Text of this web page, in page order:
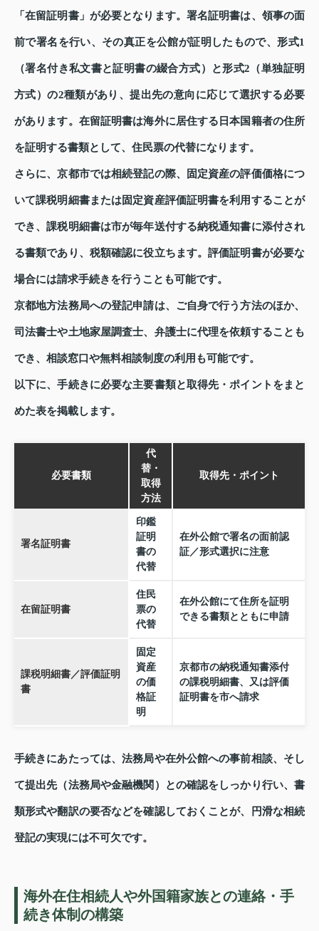
「在留証明書」が必要となります。署名証明書は、領事の面
前で署名を行い、その真正を公館が証明したもので、形式1
（署名付き私文書と証明書の綴合方式）と形式2（単独証明
方式）の2種類があり、提出先の意向に応じて選択する必要
があります。在留証明書は海外に居住する日本国籍者の住所
を証明する書類として、住民票の代替になります。
さらに、京都市では相続登記の際、固定資産の評価価格につ
いて課税明細書または固定資産評価証明書を利用することが
でき、課税明細書は市が毎年送付する納税通知書に添付され
る書類であり、税額確認に役立ちます。評価証明書が必要な
場合には請求手続きを行うことも可能です。
京都地方法務局への登記申請は、ご自身で行う方法のほか、
司法書士や土地家屋調査士、弁護士に代理を依頼することも
でき、相談窓口や無料相談制度の利用も可能です。
以下に、手続きに必要な主要書類と取得先・ポイントをまと
めた表を掲載します。
必要書類
代
替・
取得
方法
取得先・ポイント
署名証明書
印鑑
証明
書の
代替
在外公館で署名の面前認
証／形式選択に注意
在留証明書
住民
票の
代替
在外公館にて住所を証明
できる書類とともに申請
課税明細書／評価証明
書
固定
資産
の価
格証
明
京都市の納税通知書添付
の課税明細書、又は評価
証明書を市へ請求
手続きにあたっては、法務局や在外公館への事前相談、そし
て提出先（法務局や金融機関）との確認をしっかり行い、書
類形式や翻訳の要否などを確認しておくことが、円滑な相続
登記の実現には不可欠です。
海外在住相続人や外国籍家族との連絡・手
続き体制の構築